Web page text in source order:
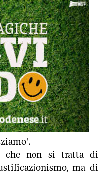
che non si tratta di
ma di